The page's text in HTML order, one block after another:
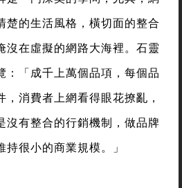
楚的生活風格，橫切面的整合
沒在虛擬的網路大海裡。石靈
：「成千上萬個品項，每個品
消費者上網看得眼花撩亂，
沒有整合的行銷機制，做品牌
很小的商業規模。」